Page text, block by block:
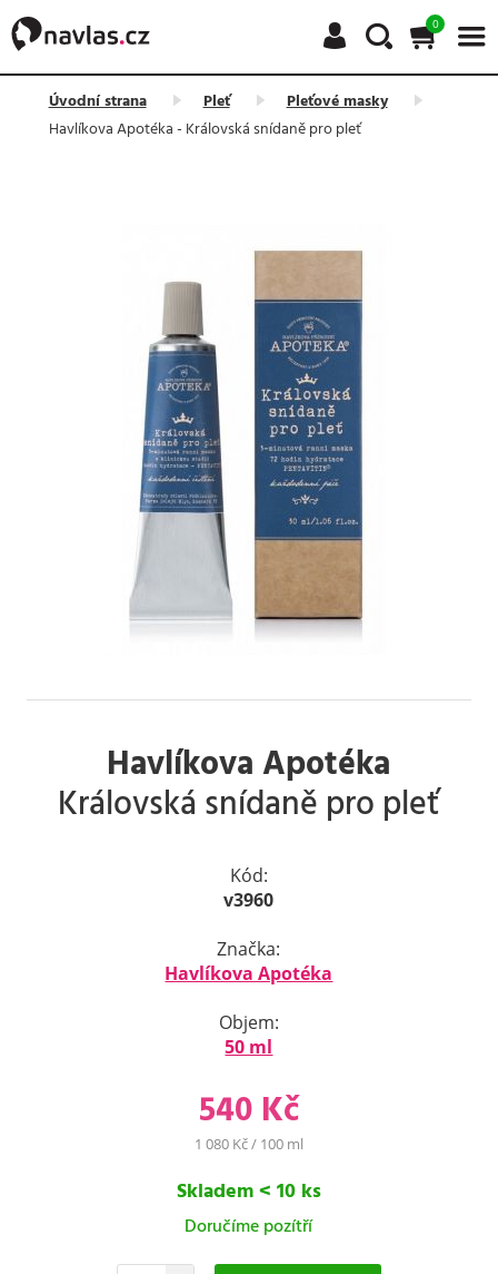
0
Úvodní strana Pleť
Pleťové masky
Havlíkova Apotéka - Královská snídaně pro pleť
Havlíkova Apotéka
Královská snídaně pro pleť
Kód:
v3960
Značka:
Havlíkova Apotéka
Objem:
50 ml
540 Kč
1 080 Kč / 100 ml
Skladem < 10 ks
Doručíme pozítří